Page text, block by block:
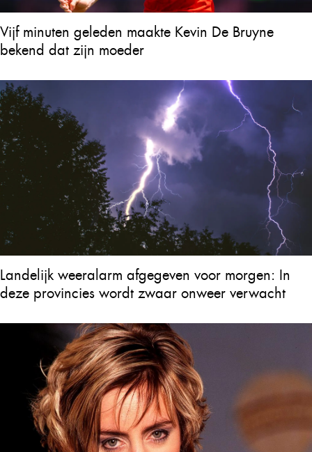
Vijf minuten geleden maakte Kevin De Bruyne
bekend dat zijn moeder
Landelijk weeralarm afgegeven voor morgen: In
deze provincies wordt zwaar onweer verwacht